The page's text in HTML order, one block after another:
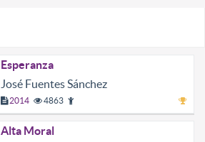
Esperanza
José Fuentes Sánchez
2014 4863
Alta Moral